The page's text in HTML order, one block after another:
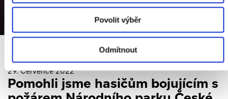
Povolit výběr
Odmítnout
Pomohli jsme hasičům bojujícím s
29. Července 2022